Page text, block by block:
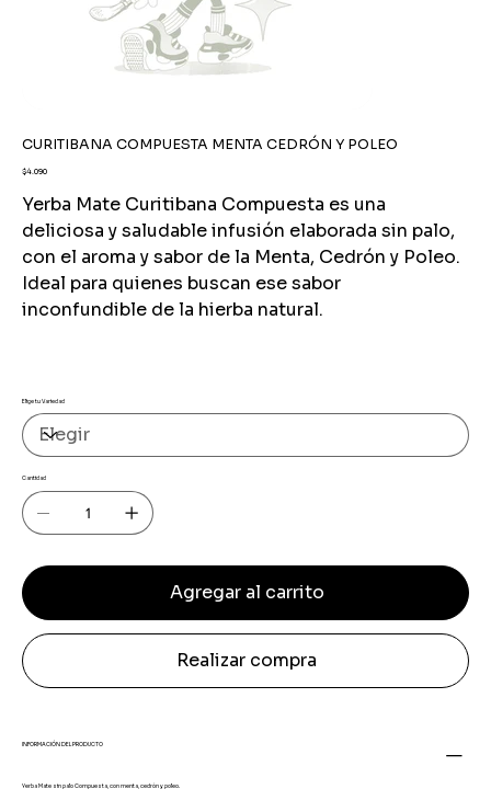
CURITIBANA COMPUESTA MENTA CEDRÓN Y POLEO
Precio
$4.090
Yerba Mate Curitibana Compuesta es una
deliciosa y saludable infusión elaborada sin palo,
con el aroma y sabor de la Menta, Cedrón y Poleo.
Ideal para quienes buscan ese sabor
inconfundible de la hierba natural.
Elige tu Variedad
Cantidad
Agregar al carrito
Realizar compra
INFORMACIÓN DEL PRODUCTO
Yerba Mate sin palo Compuesta, con menta, cedrón y poleo.